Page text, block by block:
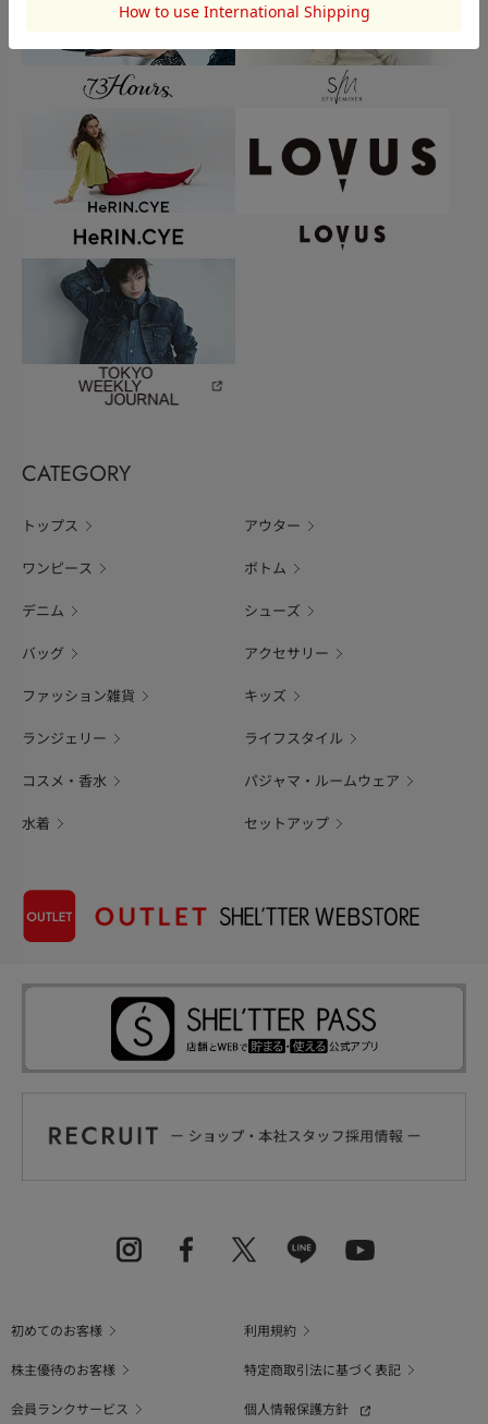
CATEGORY
トップス アウター
ワンピース ボトム
デニム シューズ
バッグ アクセサリー
ファッション雑貨 キッズ
ランジェリー ライフスタイル
コスメ・香水 パジャマ・ルームウェア
水着 セットアップ
初めてのお客様
利用規約
株主優待のお客様
特定商取引法に基づく表記
会員ランクサービス
個人情報保護方針